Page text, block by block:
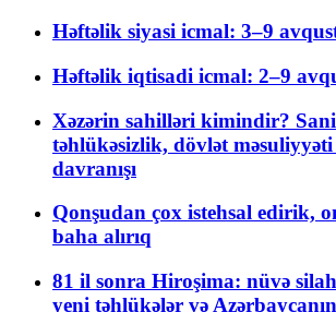
Həftəlik siyasi icmal: 3–9
Həftəlik iqtisadi icmal: 2–9
Xəzərin sahilləri kimindir?
təhlükəsizlik, dövlət məsuliyyəti
davranışı
Qonşudan çox istehsal edirik,
baha alırıq
81 il sonra Hiroşima: nüvə
yeni təhlükələr və